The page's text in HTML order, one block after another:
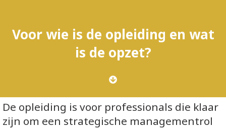
Voor wie is de opleiding en wat
is de opzet?
De opleiding is voor professionals die klaar
zijn om een strategische managementrol